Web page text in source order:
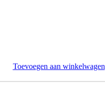
Toevoegen aan winkelwagen